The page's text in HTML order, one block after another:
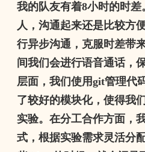
我的队友有着8小时的时差
人，沟通起来还是比较方
行异步沟通，克服时差带
间我们会进行语音通话，
层面，我们使用git管理代
了较好的模块化，使得我
实验。在分工合作方面，
式，根据实验需求灵活分